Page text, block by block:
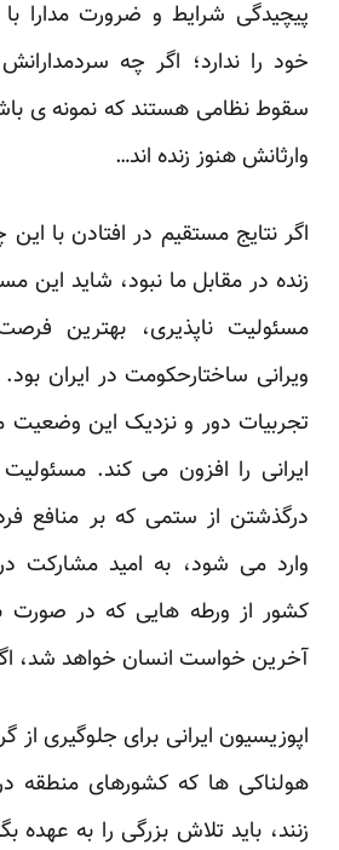
پیچیدگی شرایط و ضرورت مدارا
خود را ندارد؛ اگر چه
سقوط نظامی هستند که نمونه ی
وارثانش هنوز زنده اند…
اگر نتایج مستقیم در افتادن با این
زنده در مقابل ما نبود، شاید این
مسئولیت ناپذیری، بهترین
ویرانی ساختارحکومت در ایران
تجربیات دور و نزدیک این وضعیت
ایرانی را افزون می کند.
درگذشتن از ستمی که بر منافع
وارد می شود، به امید مشارکت
کشور از ورطه هایی که در صورت
آخرین خواست انسان خواهد شد،
اپوزیسیون ایرانی برای جلوگیری از
هولناکی ها که کشورهای
زنند، باید تلاش بزرگی را به عهده